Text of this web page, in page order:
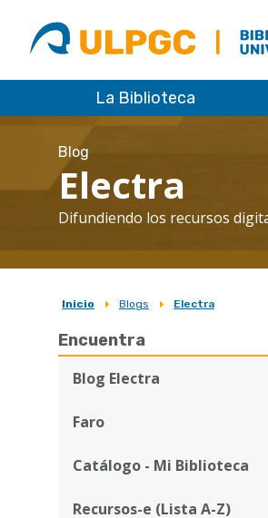
ULPGC
ULPGC
La Biblioteca
Blog
Electra
Difundiendo los recursos
Sobrescribir
enlaces
de
ayuda
la
navegación
Inicio Blogs Electra
Encuentra
Blog Electra
Faro
Catálogo - Mi Biblioteca
Recursos-e (Lista A-Z)